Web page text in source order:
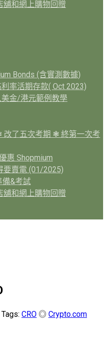
舖和網上購物回贈
Bonds (含實測數據)
率活期存款( Oct 2023)
金/港元範例教學
改了五次考期 ❃ 終第一次考
惠 Shopmium
要賣電 (01/2025)
備&考試
舖和網上購物回贈
Tags: CRO ◎ Crypto.com